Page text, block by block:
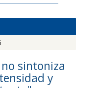
sintoniza
y